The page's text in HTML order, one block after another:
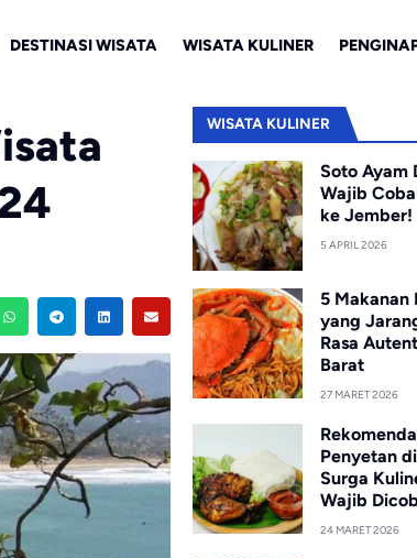
DESTINASI WISATA WISATA KULINER
WISATA KULINER
Soto Ayam
Wajib
ke Jember!
5 APRIL 2026
5 Makanan
yang
Rasa
Barat
27 MARET 2026
Penyetan
Surga
Wajib
24 MARET 2026